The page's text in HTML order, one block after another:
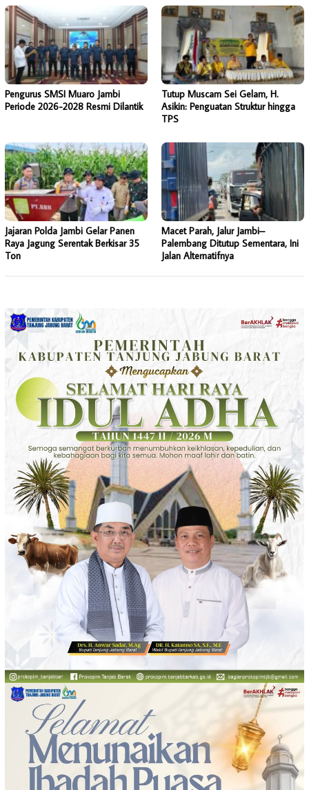
Pengurus SMSI Muaro Jambi
Periode 2026-2028 Resmi Dilantik
Tutup Muscam Sei Gelam, H.
Asikin: Penguatan Struktur hingga
TPS
Jajaran Polda Jambi Gelar Panen
Raya Jagung Serentak Berkisar 35
Ton
Macet Parah, Jalur Jambi–
Palembang Ditutup Sementara, Ini
Jalan Alternatifnya